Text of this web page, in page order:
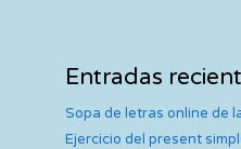
Entradas
Sopa de letras online de
Ejercicio del present